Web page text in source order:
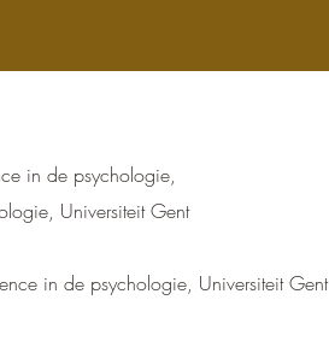
in de psychologie,
Universiteit Gent
in de psychologie, Universiteit Gent